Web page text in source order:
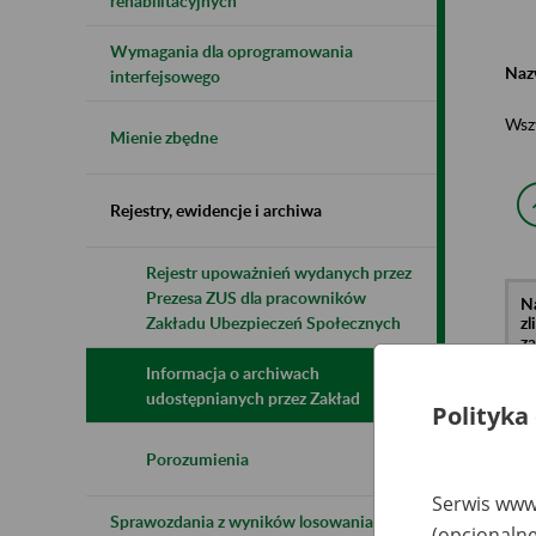
Wymagania dla oprogramowania
interfejsowego
Mienie zbędne
Rejestry, ewidencje i archiwa
Rejestr upoważnień wydanych przez
Prezesa ZUS dla pracowników
Zakładu Ubezpieczeń Społecznych
Informacja o archiwach
udostępnianych przez Zakład
Porozumienia
Sprawozdania z wyników losowania do
Polityka
Serwis